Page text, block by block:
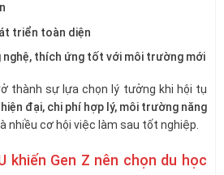
triển toàn diện
nghệ, thích ứng tốt với môi trường mới
thành sự lựa chọn lý tưởng khi hội tụ
đại, chi phí hợp lý, môi trường năng
nhiều cơ hội việc làm sau tốt nghiệp.
khiến Gen Z nên chọn du học